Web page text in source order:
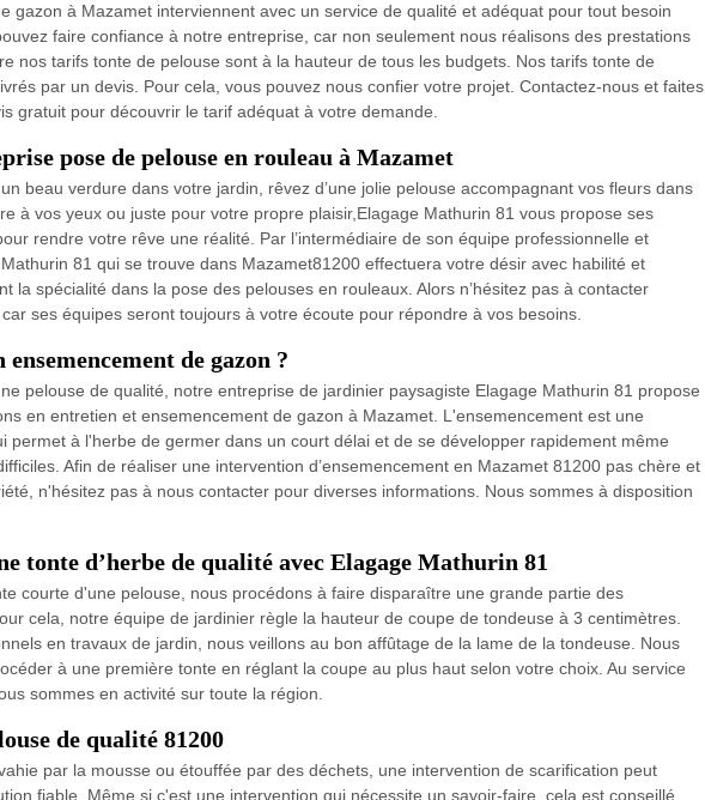
gazon à Mazamet interviennent avec un service de qualité et adéquat pour tout besoin
faire confiance à notre entreprise, car non seulement nous réalisons des prestations
nos tarifs tonte de pelouse sont à la hauteur de tous les budgets. Nos tarifs tonte de
par un devis. Pour cela, vous pouvez nous confier votre projet. Contactez-nous et faites
gratuit pour découvrir le tarif adéquat à votre demande.
pose de pelouse en rouleau à Mazamet
beau verdure dans votre jardin, rêvez d’une jolie pelouse accompagnant vos fleurs dans
à vos yeux ou juste pour votre propre plaisir,Elagage Mathurin 81 vous propose ses
rendre votre rêve une réalité. Par l’intermédiaire de son équipe professionnelle et
81 qui se trouve dans Mazamet81200 effectuera votre désir avec habilité et
la spécialité dans la pose des pelouses en rouleaux. Alors n’hésitez pas à contacter
ses équipes seront toujours à votre écoute pour répondre à vos besoins.
ensemencement de gazon ?
pelouse de qualité, notre entreprise de jardinier paysagiste Elagage Mathurin 81 propose
en entretien et ensemencement de gazon à Mazamet. L'ensemencement est une
permet à l'herbe de germer dans un court délai et de se développer rapidement même
Afin de réaliser une intervention d’ensemencement en Mazamet 81200 pas chère et
n'hésitez pas à nous contacter pour diverses informations. Nous sommes à disposition
tonte d’herbe de qualité avec Elagage Mathurin 81
courte d'une pelouse, nous procédons à faire disparaître une grande partie des
cela, notre équipe de jardinier règle la hauteur de coupe de tondeuse à 3 centimètres.
en travaux de jardin, nous veillons au bon affûtage de la lame de la tondeuse. Nous
à une première tonte en réglant la coupe au plus haut selon votre choix. Au service
sommes en activité sur toute la région.
de qualité 81200
par la mousse ou étouffée par des déchets, une intervention de scarification peut
fiable. Même si c'est une intervention qui nécessite un savoir-faire, cela est conseillé.